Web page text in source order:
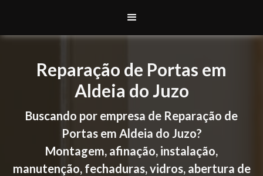
Reparação de Portas em
Aldeia do Juzo
Buscando por empresa de Reparação de
Portas em Aldeia do Juzo?
Montagem, afinação, instalação,
manutenção, fechaduras, vidros, abertura de